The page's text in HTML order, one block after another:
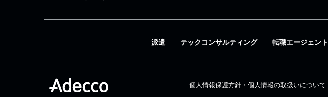
派遣 テックコンサルティング 転職エージェント
個人情報保護方針・個人情報の取扱いについて